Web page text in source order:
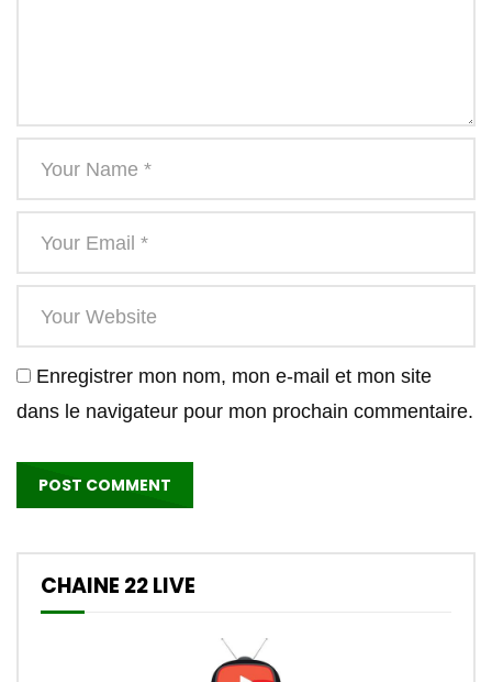
Enregistrer mon nom, mon e-mail et mon site
dans le navigateur pour mon prochain commentaire.
CHAINE 22 LIVE